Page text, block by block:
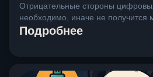
Отрицательные стороны
необходимо, иначе не получится
Подробнее